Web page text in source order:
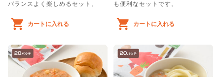
バランスよく楽しめるセット。
カートに入れる
も便利なセットです。
カートに入れる